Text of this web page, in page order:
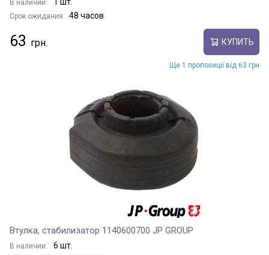
В наличии:
Срок ожидания: 48 часов
63 КУПИТЬ
Ще 1 пропозиції від 63 грн
Втулка, стабилизатор 1140600700 JP GROUP
В наличии: 6 шт.